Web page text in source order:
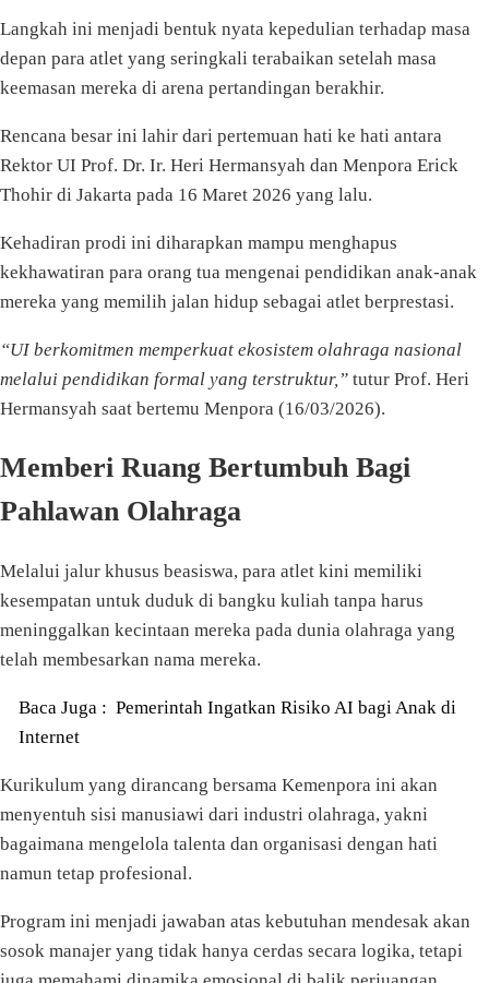
Langkah ini menjadi bentuk nyata kepedulian terhadap masa
depan para atlet yang seringkali terabaikan setelah masa
keemasan mereka di arena pertandingan berakhir.
Rencana besar ini lahir dari pertemuan hati ke hati antara
Rektor UI Prof. Dr. Ir. Heri Hermansyah dan Menpora Erick
Thohir di Jakarta pada 16 Maret 2026 yang lalu.
Kehadiran prodi ini diharapkan mampu menghapus
kekhawatiran para orang tua mengenai pendidikan anak-anak
mereka yang memilih jalan hidup sebagai atlet berprestasi.
“UI berkomitmen memperkuat ekosistem olahraga nasional
melalui pendidikan formal yang terstruktur,” tutur Prof. Heri
Hermansyah saat bertemu Menpora (16/03/2026).
Memberi Ruang Bertumbuh Bagi
Pahlawan Olahraga
Melalui jalur khusus beasiswa, para atlet kini memiliki
kesempatan untuk duduk di bangku kuliah tanpa harus
meninggalkan kecintaan mereka pada dunia olahraga yang
telah membesarkan nama mereka.
Baca Juga : Pemerintah Ingatkan Risiko AI bagi Anak di
Internet
Kurikulum yang dirancang bersama Kemenpora ini akan
menyentuh sisi manusiawi dari industri olahraga, yakni
bagaimana mengelola talenta dan organisasi dengan hati
namun tetap profesional.
Program ini menjadi jawaban atas kebutuhan mendesak akan
sosok manajer yang tidak hanya cerdas secara logika, tetapi